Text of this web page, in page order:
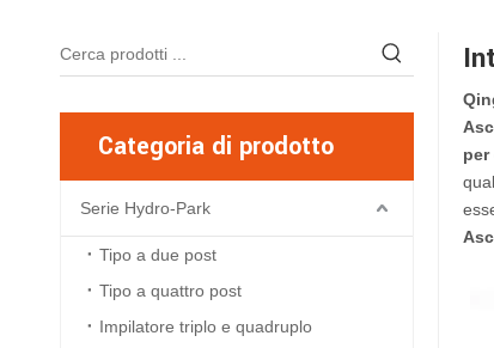
Categoria di prodotto
Serie Hydro-Park
Tipo a due post
Tipo a quattro post
Impilatore triplo e quadruplo